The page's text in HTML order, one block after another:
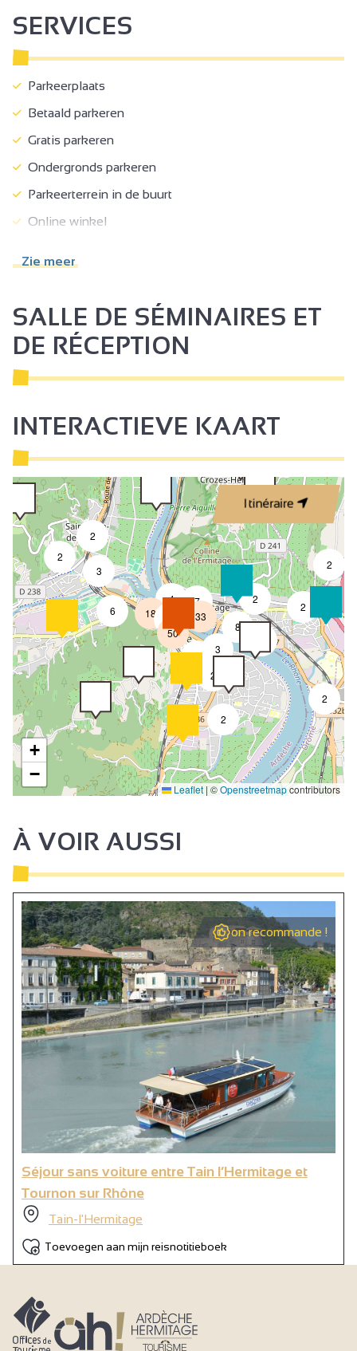
SERVICES
Parkeerplaats
Betaald parkeren
Gratis parkeren
Ondergronds parkeren
Parkeerterrein in de buurt
Online winkel
Terrein, gebouw volledig toegankelijk
Zie meer
SALLE DE SÉMINAIRES ET
DE RÉCEPTION
INTERACTIEVE KAART
Itinéraire
2
2
2
2
2
2
2
8
2
3
6
4
18
7
2
3
50
33
+
−
Leaflet | ©Openstreetmapcontributors
À VOIR AUSSI
on recommande !
Séjour sans voiture entre Tain l’Hermitage et
Tournon sur Rhône
Tain-l'Hermitage
Toevoegen aan mijn reisnotitieboek